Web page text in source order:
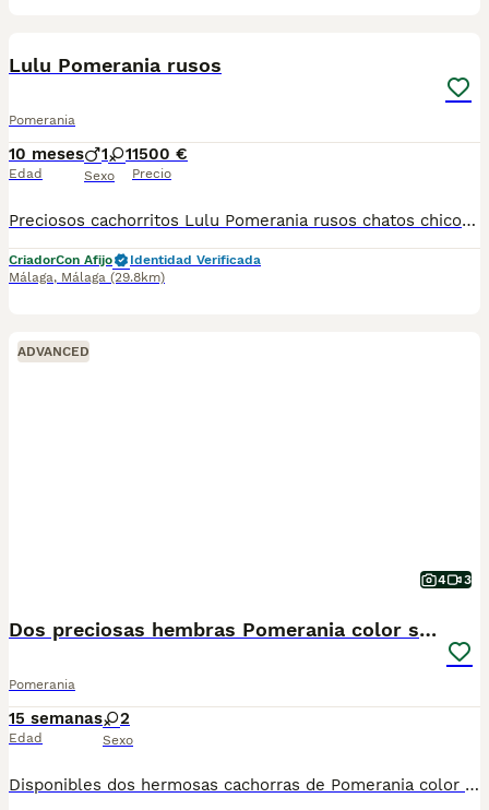
Lulu Pomerania rusos
Pomerania
10 meses
Edad
1 1
Sexo
1500 €
Precio
Preciosos cachorritos Lulu Pomerania rusos chatos chicos super lindos uno pompones próximamente estarán para entregar para más información llámame al 615080706
CriadorCon Afijo
Identidad Verificada
Málaga, Málaga (29.8km)
ADVANCED
4 3
Dos preciosas hembras Pomerania color sable
Pomerania
15 semanas
Edad
2
Sexo
Disponibles dos hermosas cachorras de Pomerania color sable, criadas con mucho cariño en ambiente familiar. Proceden de padres seleccionados, con excelente carácter y tipología de la raza. Son muy sociables, activas y acostumbradas al contacto diario con personas. Para más información, fotos y vídeos, contactar por WhatsApp. 📞 622 088 007